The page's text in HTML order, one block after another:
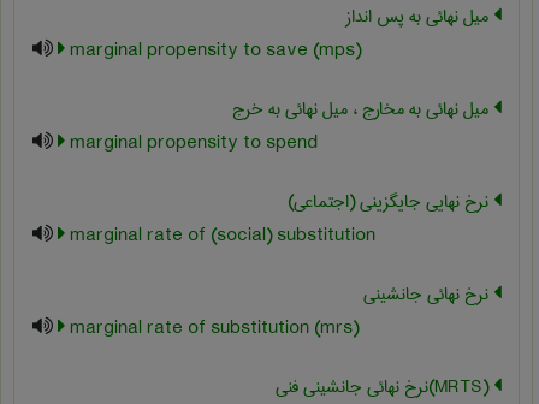
میل نهائی به پس انداز
marginal propensity to save (mps)
میل نهائی به مخارج ، میل نهائی به خرج
marginal propensity to spend
نرخ نهایی جایگزینی (اجتماعی)
marginal rate of (social) substitution
نرخ نهائی جانشینی
marginal rate of substitution (mrs)
(‎MRTS)نرخ نهائی جانشینی فنی